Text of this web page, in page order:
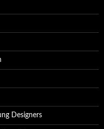
Designers